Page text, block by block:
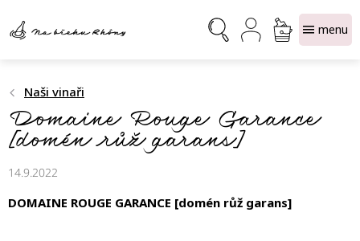
obsah
NÁKUPNÍ
KOŠÍK
Naši vinaři
Domaine Rouge Garance
[domén růž garans]
14.9.2022
DOMAINE ROUGE GARANCE [domén růž garans]